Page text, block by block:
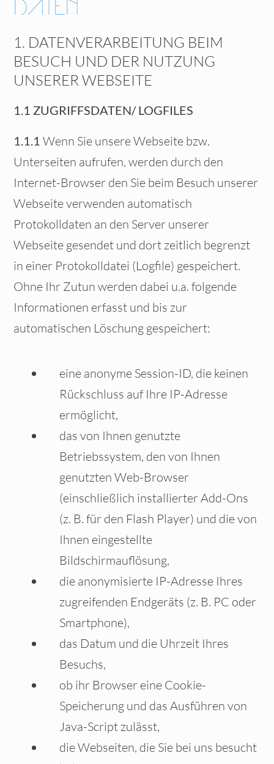
DATEN
1. DATENVERARBEITUNG BEIM
BESUCH UND DER NUTZUNG
UNSERER WEBSEITE
1.1 ZUGRIFFSDATEN/ LOGFILES
1.1.1 Wenn Sie unsere Webseite bzw.
Unterseiten aufrufen, werden durch den
Internet-Browser den Sie beim Besuch unserer
Webseite verwenden automatisch
Protokolldaten an den Server unserer
Webseite gesendet und dort zeitlich begrenzt
in einer Protokolldatei (Logfile) gespeichert.
Ohne Ihr Zutun werden dabei u.a. folgende
Informationen erfasst und bis zur
automatischen Löschung gespeichert:
eine anonyme Session-ID, die keinen
Rückschluss auf Ihre IP-Adresse
ermöglicht,
das von Ihnen genutzte
Betriebssystem, den von Ihnen
genutzten Web-Browser
(einschließlich installierter Add-Ons
(z. B. für den Flash Player) und die von
Ihnen eingestellte
Bildschirmauflösung,
die anonymisierte IP-Adresse Ihres
zugreifenden Endgeräts (z. B. PC oder
Smartphone),
das Datum und die Uhrzeit Ihres
Besuchs,
ob ihr Browser eine Cookie-
Speicherung und das Ausführen von
Java-Script zulässt,
die Webseiten, die Sie bei uns besucht